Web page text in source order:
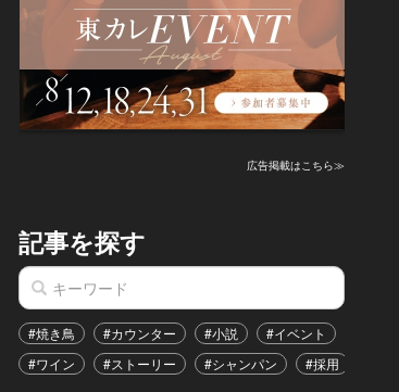
広告掲載はこちら≫
記事を探す
#焼き鳥 #カウンター #小説 #イベント
#ワイン
#ストーリー #シャンパン #採用